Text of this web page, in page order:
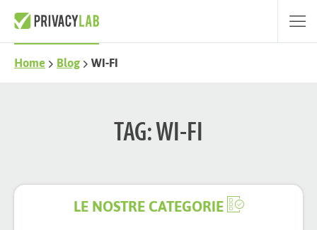
Home Blog WI-FI
TAG: WI-FI
LE NOSTRE CATEGORIE